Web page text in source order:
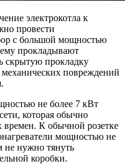
электрокотла к
провести
с большой мощностью
прокладывают
скрытую прокладку
повреждений
не более 7 кВт
которая обычно
времен. К обычной розетке
мощностью не
не нужно тянуть
коробки.